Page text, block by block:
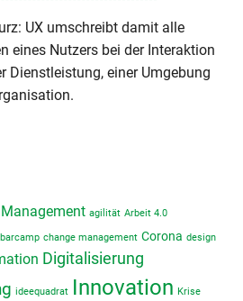
UX umschreibt damit alle
eines Nutzers bei der Interaktion
Dienstleistung, einer Umgebung
agilität Arbeit 4.0
barcamp change management Corona design
Digitalisierung
ideequadrat Innovation Krise